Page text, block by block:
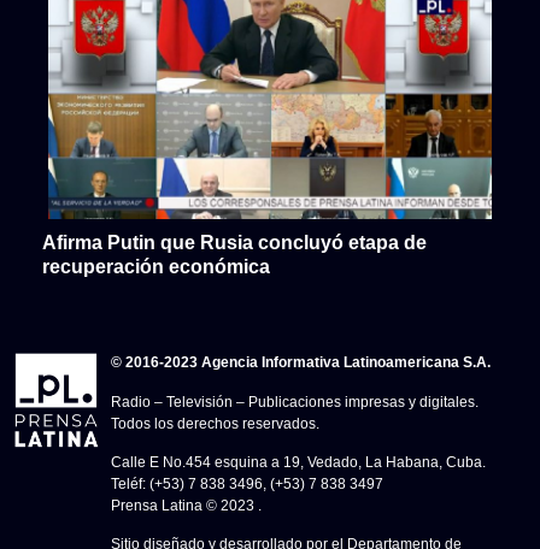
Afirma Putin que Rusia concluyó etapa de
recuperación económica
© 2016-2023 Agencia Informativa Latinoamericana S.A.
Radio – Televisión – Publicaciones impresas y digitales.
Todos los derechos reservados.
Calle E No.454 esquina a 19, Vedado, La Habana, Cuba.
Teléf: (+53) 7 838 3496, (+53) 7 838 3497
Prensa Latina © 2023 .
Sitio diseñado y desarrollado por el Departamento de